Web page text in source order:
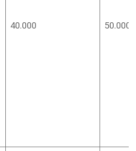
40.000 50.000